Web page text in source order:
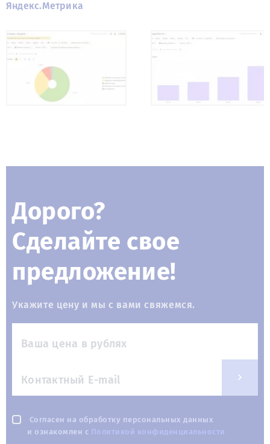
Яндекс.Метрика
Дорого?
Сделайте свое
предложение!
Укажите цену и мы с вами свяжемся.
Согласен на обработку персональных данных
и ознакомлен с Политикой конфиденциальности